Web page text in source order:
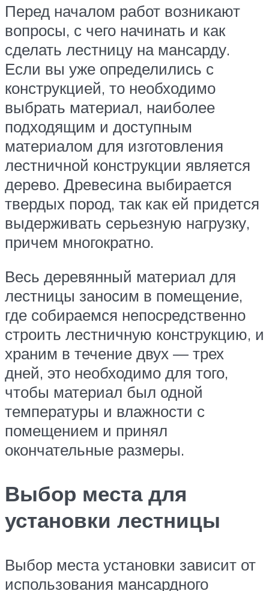
Перед началом работ возникают
вопросы, с чего начинать и как
сделать лестницу на мансарду.
Если вы уже определились с
конструкцией, то необходимо
выбрать материал, наиболее
подходящим и доступным
материалом для изготовления
лестничной конструкции является
дерево. Древесина выбирается
твердых пород, так как ей придется
выдерживать серьезную нагрузку,
причем многократно.
Весь деревянный материал для
лестницы заносим в помещение,
где собираемся непосредственно
строить лестничную конструкцию, и
храним в течение двух — трех
дней, это необходимо для того,
чтобы материал был одной
температуры и влажности с
помещением и принял
окончательные размеры.
Выбор места для
установки лестницы
Выбор места установки зависит от
использования мансардного